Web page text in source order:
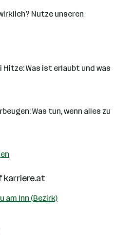
Nutze unseren
Hitze: Was ist erlaubt und was
Was tun, wenn alles zu
karriere.at
am Inn (Bezirk)